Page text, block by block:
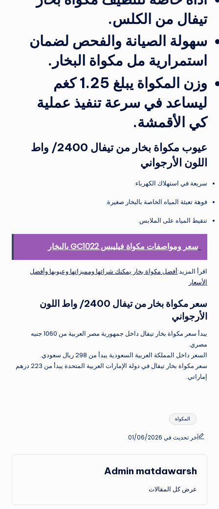
تيفال من الكلس.
سهولة الصيانة والفحص لضمان
استمرارية مل مكواة البخار.
وزن المكواة يبلغ 1.25 كغم
ليساعد في سرعة تنفيذ عملية
كي الأقمشة.
عيوب مكواة بخار من تيفال 2400/ واط
اللون الأرجواني
سريعة في استهلاك الكهرباء.
فوهة تعبئة المياه الخاصة بالبخار صغيرة.
تنقيط المياه على الملابس.
سعر ومواصفات مكواة فيليبس GC1022 بالبخار
اقرأ المزيد:أفضل مكواة بخار يمكنك شرائها ومميزاتها وعيوبها وأفضل
الأسعار
سعر مكواة بخار من تيفال 2400/ واط اللون
الأرجواني
يبدأ سعر مكواة بخار تيفال داخل جمهورية مصر العربية من 1060 جنيه
مصري.
السعر داخل المملكة العربية السعودية يبدأ من 298 ريال سعودي.
سعر مكواة بخار تيفال في دولة الإمارات العربية المتحدة يبدأ من 223 درهم
إماراتي.
العلامات:المكواة
آخر تحديث في 01/06/2026
Admin matdawarsh
عرض كل المقالات